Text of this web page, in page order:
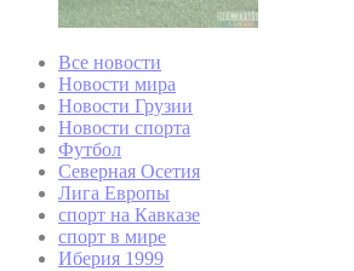
Все новости
Новости мира
Новости Грузии
Новости спорта
Футбол
Северная Осетия
Лига Европы
спорт на Кавказе
спорт в мире
Иберия 1999